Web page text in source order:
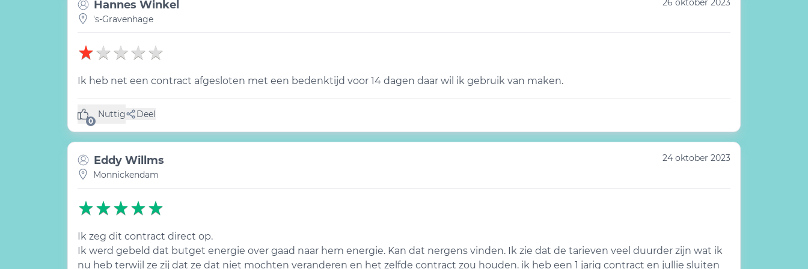
Hannes Winkel
's-Gravenhage
26 oktober 2023
Ik heb net een contract afgesloten met een bedenktijd voor 14 dagen daar wil ik gebruik van maken.
0
Nuttig
(0 like) Deel
Eddy Willms
Monnickendam
24 oktober 2023
Ik zeg dit contract direct op.
Ik werd gebeld dat butget energie over gaad naar hem energie. Kan dat nergens vinden. Ik zie dat de tarieven veel duurder zijn wat ik
nu heb terwijl ze zij dat ze dat niet mochten veranderen en het zelfde contract zou houden. ik heb een 1 jarig contract en jullie sluiten